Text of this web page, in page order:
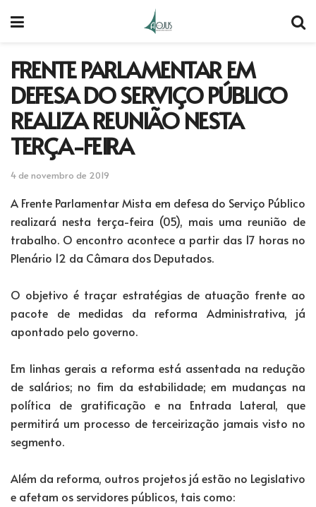
FRENTE PARLAMENTAR EM
DEFESA DO SERVIÇO PÚBLICO
REALIZA REUNIÃO NESTA
TERÇA-FEIRA
4 de novembro de 2019
A Frente Parlamentar Mista em defesa do Serviço Público
realizará nesta terça-feira (05), mais uma reunião de
trabalho. O encontro acontece a partir das 17 horas no
Plenário 12 da Câmara dos Deputados.
O objetivo é traçar estratégias de atuação frente ao
pacote de medidas da reforma Administrativa, já
apontado pelo governo.
Em linhas gerais a reforma está assentada na redução
de salários; no fim da estabilidade; em mudanças na
política de gratificação e na Entrada Lateral, que
permitirá um processo de terceirização jamais visto no
segmento.
Além da reforma, outros projetos já estão no Legislativo
e afetam os servidores públicos, tais como: